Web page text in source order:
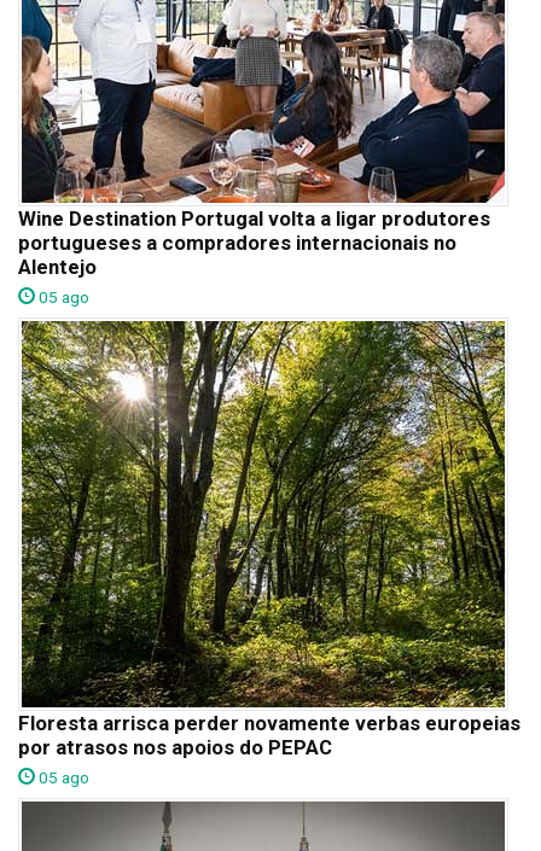
Wine Destination Portugal volta a ligar produtores
portugueses a compradores internacionais no
Alentejo
05 ago
Floresta arrisca perder novamente verbas europeias
por atrasos nos apoios do PEPAC
05 ago